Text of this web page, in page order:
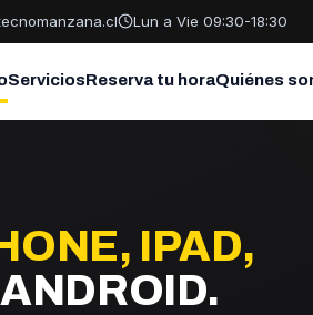
Lun a Vie 09:30-18:30
ServiciosReserva tu horaQuiénes
IPAD,